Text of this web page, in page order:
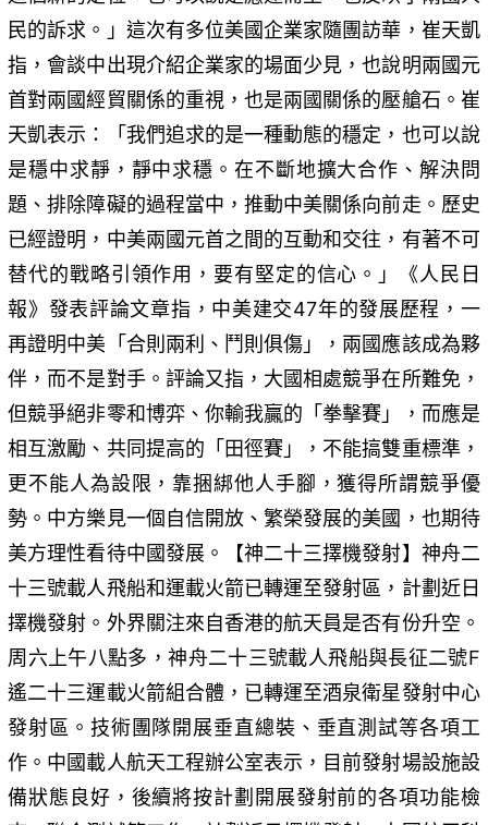
民的訴求。」這次有多位美國企業家隨團訪華，崔天凱
指，會談中出現介紹企業家的場面少見，也說明兩國元
首對兩國經貿關係的重視，也是兩國關係的壓艙石。崔
天凱表示：「我們追求的是一種動態的穩定，也可以說
是穩中求靜，靜中求穩。在不斷地擴大合作、解決問
題、排除障礙的過程當中，推動中美關係向前走。歷史
已經證明，中美兩國元首之間的互動和交往，有著不可
替代的戰略引領作用，要有堅定的信心。」《人民日
報》發表評論文章指，中美建交47年的發展歷程，一
再證明中美「合則兩利、鬥則俱傷」，兩國應該成為夥
伴，而不是對手。評論又指，大國相處競爭在所難免，
但競爭絕非零和博弈、你輸我贏的「拳擊賽」，而應是
相互激勵、共同提高的「田徑賽」，不能搞雙重標準，
更不能人為設限，靠捆綁他人手腳，獲得所謂競爭優
勢。中方樂見一個自信開放、繁榮發展的美國，也期待
美方理性看待中國發展。【神二十三擇機發射】神舟二
十三號載人飛船和運載火箭已轉運至發射區，計劃近日
擇機發射。外界關注來自香港的航天員是否有份升空。
周六上午八點多，神舟二十三號載人飛船與長征二號F
遙二十三運載火箭組合體，已轉運至酒泉衛星發射中心
發射區。技術團隊開展垂直總裝、垂直測試等各項工
作。中國載人航天工程辦公室表示，目前發射場設施設
備狀態良好，後續將按計劃開展發射前的各項功能檢